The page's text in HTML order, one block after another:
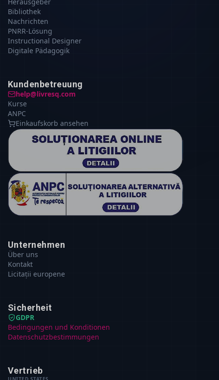
Herausgeber
Bibliothek
Nachrichten
PNRR-Lösung
Instructional Designer
Digitale Pädagogik
Kundenbetreuung
help@livresq.com
Kurse
ANPC
Einkaufskorb ansehen
Unternehmen
Über uns
Kontakt
Licitații europene
Sicherheit
GDPR
Bedingungen und Konditionen
Datenschutzbestimmungen
Vertrieb